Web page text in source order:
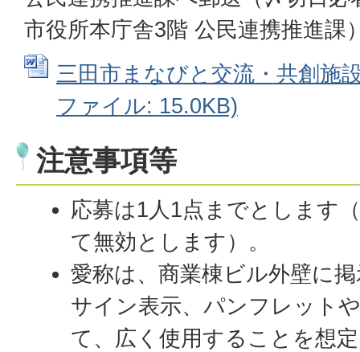
市役所本庁舎3階 公民連携推進課
三田市まなびと交流・共創施
ファイル: 15.0KB)
注意事項等
応募は1人1点までとします
て無効とします）。
愛称は、商業棟ビル外壁に
サイン表示、パンフレット
て、広く使用することを想